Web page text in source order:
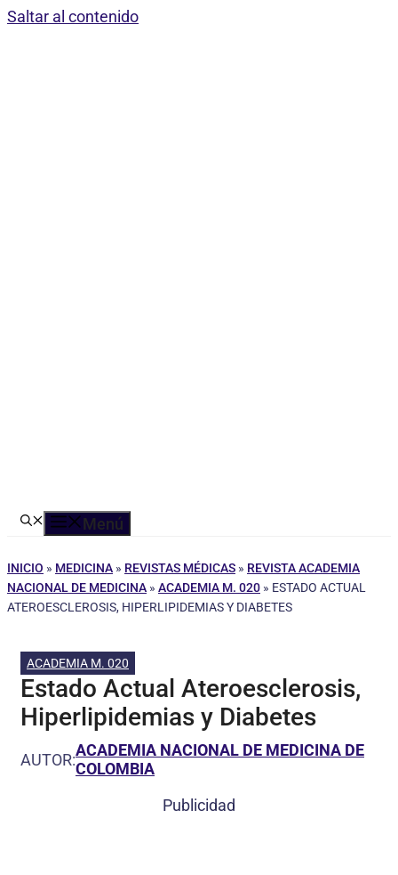
Saltar al contenido
Menú
INICIO » MEDICINA » REVISTAS MÉDICAS » REVISTA ACADEMIA
NACIONAL DE MEDICINA » ACADEMIA M. 020 » ESTADO ACTUAL
ATEROESCLEROSIS, HIPERLIPIDEMIAS Y DIABETES
ACADEMIA M. 020
Estado Actual Ateroesclerosis,
Hiperlipidemias y Diabetes
AUTOR:ACADEMIA NACIONAL DE MEDICINA DE
COLOMBIA
Publicidad